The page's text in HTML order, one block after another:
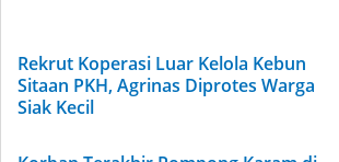
Rekrut Koperasi Luar Kelola Kebun
Sitaan PKH, Agrinas Diprotes Warga
Siak Kecil